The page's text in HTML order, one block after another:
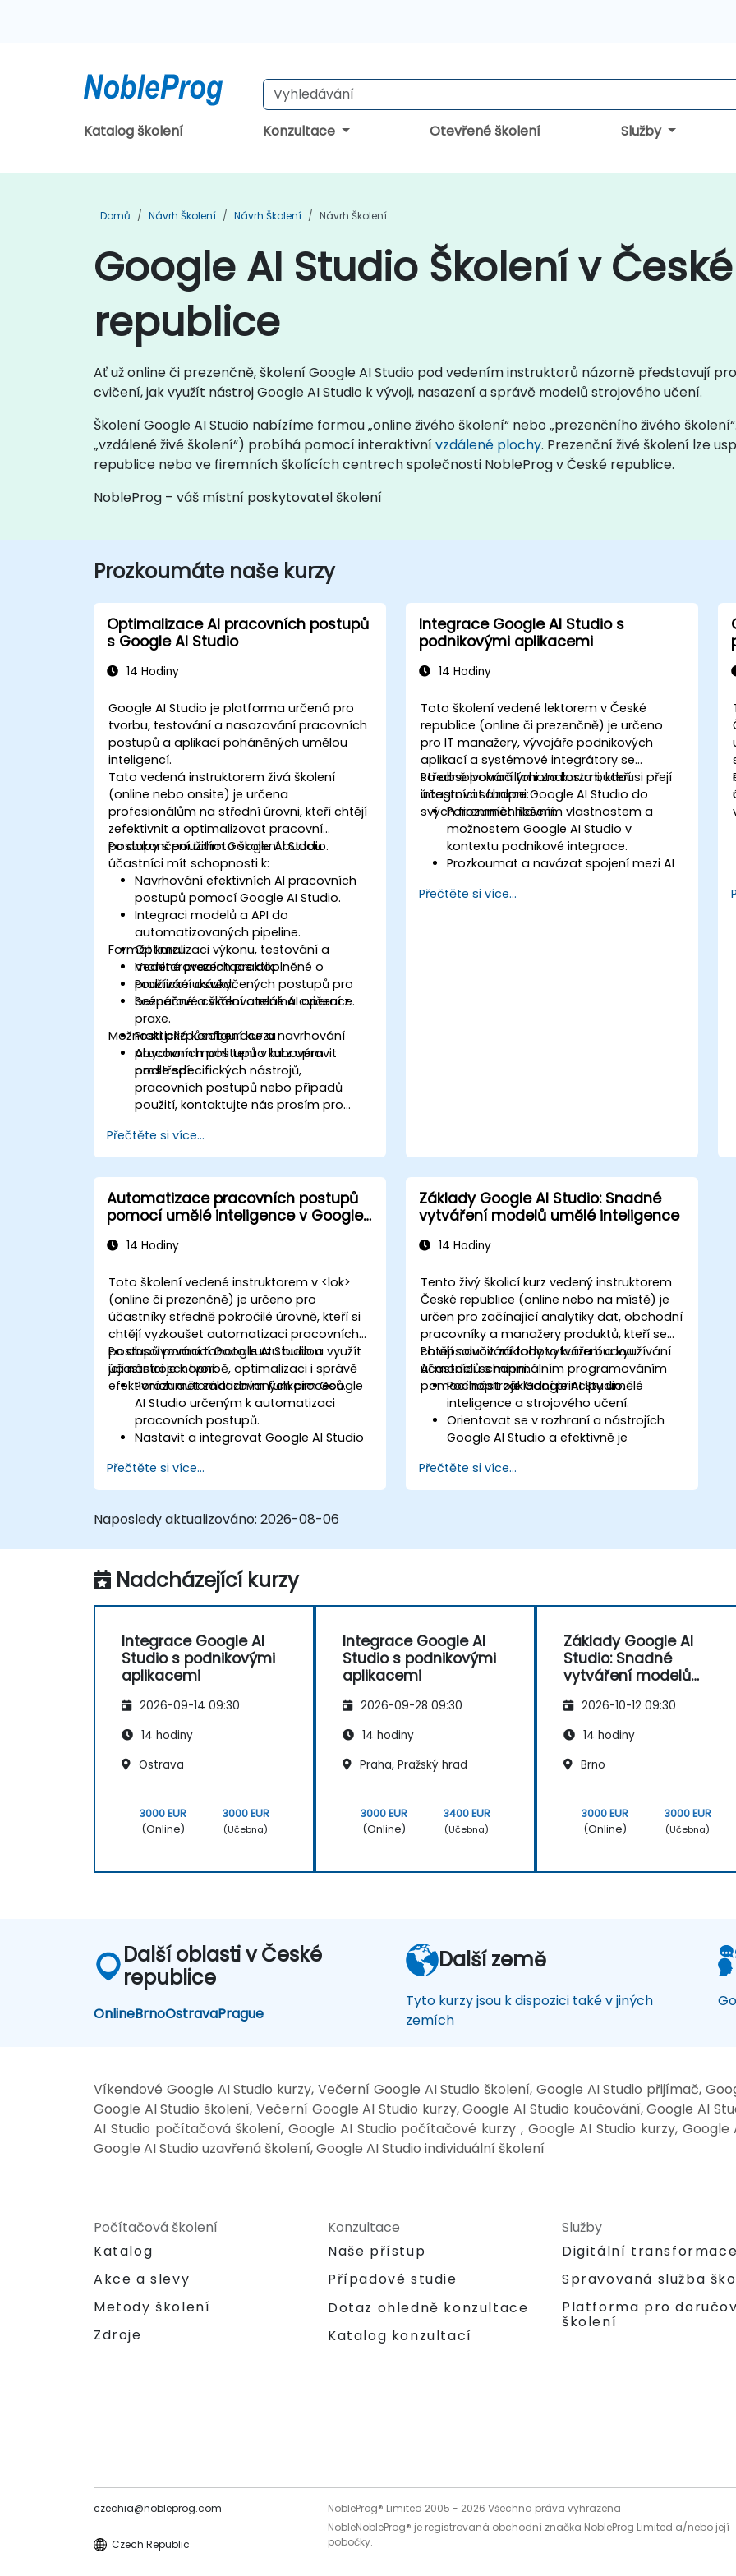
Katalog školení Konzultace Otevřené školení Služby
Domů Návrh Školení Návrh Školení Návrh Školení
Google AI Studio Školení v České
republice
Ať už online či prezenčně, školení Google AI Studio pod vedením instruktorů názorně představují
cvičení, jak využít nástroj Google AI Studio k vývoji, nasazení a správě modelů strojového učení.
Školení Google AI Studio nabízíme formou „online živého školení“ nebo „prezenčního živého
„vzdálené živé školení“) probíhá pomocí interaktivnívzdálené plochy. Prezenční živé školení lze
republice nebo ve firemních školících centrech společnosti NobleProg v České republice.
NobleProg – váš místní poskytovatel školení
Prozkoumáte naše kurzy
Optimalizace AI pracovních postupů
s Google AI Studio
14 Hodiny
Google AI Studio je platforma určená pro
tvorbu, testování a nasazování pracovních
postupů a aplikací poháněných umělou
inteligencí.
Tato vedená instruktorem živá školení
(online nebo onsite) je určena
profesionálům na střední úrovni, kteří chtějí
zefektivnit a optimalizovat pracovní
postupy s použitím Google AI Studio.
Po dokončení tohoto školení budou
účastníci mít schopnosti k:
Navrhování efektivních AI pracovních
postupů pomocí Google AI Studio.
Integraci modelů a API do
automatizovaných pipeline.
Optimalizaci výkonu, testování a
monitorovacích praktik.
Používání osvědčených postupů pro
bezpečné a škálovatelné AI operace.
Formát kurzu
Vedené prezentace doplněné o
praktické ukázky.
Scénářové cvičení a reálná cvičení z
praxe.
Praktická konfigurace a navrhování
pracovních postupů v labovém
prostředí.
Možnosti přizpůsobení kurzu
Abychom mohli tento kurz upravit
podle specifických nástrojů,
pracovních postupů nebo případů
použití, kontaktujte nás prosím pro
Přečtěte si více...
Integrace Google AI Studio s
podnikovými aplikacemi
14 Hodiny
Toto školení vedené lektorem v České
republice (online či prezenčně) je určeno
pro IT manažery, vývojáře podnikových
aplikací a systémové integrátory se
středně pokročilými znalostmi, kteří si přejí
integrovat funkce Google AI Studio do
svých firemních řešení.
Po absolvování tohoto kurzu budou
účastníci schopni:
Porozumět hlavním vlastnostem a
možnostem Google AI Studio v
kontextu podnikové integrace.
Prozkoumat a navázat spojení mezi AI
prostřednictvím rozhraní API.
Přečtěte si více...
Automatizace pracovních postupů
pomocí umělé inteligence v Google
14 Hodiny
Toto školení vedené instruktorem v <lok>
(online či prezenčně) je určeno pro
účastníky středně pokročilé úrovně, kteří si
chtějí vyzkoušet automatizaci pracovních
postupů pomocí Google AI Studio a využít
její nástroje k tvorbě, optimalizaci i správě
efektivních automatizovaných procesů.
Po absolvování tohoto kurzu budou
účastníci schopni:
Porozumět základním funkcím Google
AI Studio určeným k automatizaci
pracovních postupů.
Nastavit a integrovat Google AI Studio
Navrhnout a realizovat pracovní
postupy řízené umělou inteligencí.
chytřejší automatizace.
účelem zvýšení jejich efektivity.
Přečtěte si více...
Základy Google AI Studio: Snadné
vytváření modelů umělé inteligence
14 Hodiny
Tento živý školicí kurz vedený instruktorem
České republice (online nebo na místě) je
určen pro začínající analytiky dat, obchodní
pracovníky a manažery produktů, kteří se
chtějí naučit základy vytváření a využívání
AI modelů s minimálním programováním
pomocí nástroje Google AI Studio.
Po absolvování tohoto kurzu budou
účastníci schopni:
Pochopit základní principy umělé
inteligence a strojového učení.
Orientovat se v rozhraní a nástrojích
Google AI Studio a efektivně je
Vytvářet modely AI s využitím
předpřipravených šablon a datových
Přečtěte si více...
Naposledy aktualizováno: 2026-08-06
Nadcházející kurzy
Integrace Google AI
Studio s podnikovými
aplikacemi
2026-09-14 09:30
14 hodiny
Ostrava
3000 EUR
(Online)
3000 EUR
(Učebna)
Integrace Google AI
Studio s podnikovými
aplikacemi
2026-09-28 09:30
14 hodiny
Praha, Pražský hrad
3000 EUR
(Online)
3400 EUR
(Učebna)
Základy Google AI
Studio: Snadné
vytváření modelů
2026-10-12 09:30
14 hodiny
Brno
3000 EUR
(Online)
3000 EUR
(Učebna)
Další oblasti v České
republice
OnlineBrnoOstravaPrague
Další země
Tyto kurzy jsou k dispozici také v jiných
zemích
Víkendové Google AI Studio kurzy, Večerní Google AI Studio školení, Google AI Studio přijímač,
Google AI Studio školení, Večerní Google AI Studio kurzy, Google AI Studio koučování, Google AI
AI Studio počítačová školení, Google AI Studio počítačové kurzy , Google AI Studio kurzy,
Google AI Studio uzavřená školení, Google AI Studio individuální školení
Počítačová školení
Katalog
Akce a slevy
Metody školení
Zdroje
Konzultace
Naše přístup
Případové studie
Dotaz ohledně konzultace
Katalog konzultací
Služby
Digitální transformace
Spravovaná služba
Platforma pro
školení
czechia@nobleprog.com
Czech Republic
NobleProg® Limited 2005 - 2026 Všechna práva vyhrazena
NobleNobleProg® je registrovaná obchodní značka NobleProg Limited a/nebo její
pobočky.